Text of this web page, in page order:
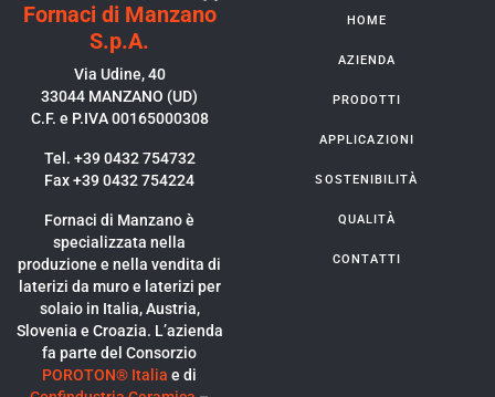
Fornaci di Manzano
S.p.A.
Via Udine, 40
33044 MANZANO (UD)
C.F. e P.IVA 00165000308
Tel. +39 0432 754732
Fax +39 0432 754224
Fornaci di Manzano è
specializzata nella
produzione e nella vendita di
laterizi da muro e laterizi per
solaio in Italia, Austria,
Slovenia e Croazia. L’azienda
fa parte del Consorzio
POROTON® Italia e di
HOME
AZIENDA
PRODOTTI
APPLICAZIONI
SOSTENIBILITÀ
QUALITÀ
CONTATTI